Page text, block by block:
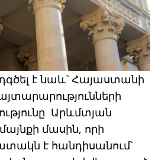
է նաև՝ Հայաստանի
Արևմտյան
մասին, որի
է հանդիսանում՝